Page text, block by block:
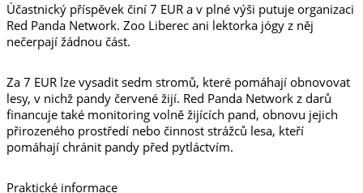
Účastnický příspěvek činí 7 EUR a v plné výši putuje organizaci
Red Panda Network. Zoo Liberec ani lektorka jógy z něj
nečerpají žádnou část.
Za 7 EUR lze vysadit sedm stromů, které pomáhají obnovovat
lesy, v nichž pandy červené žijí. Red Panda Network z darů
financuje také monitoring volně žijících pand, obnovu jejich
přirozeného prostředí nebo činnost strážců lesa, kteří
pomáhají chránit pandy před pytláctvím.
Praktické informace